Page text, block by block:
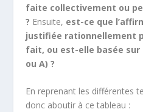
faite collectivement ou
? Ensuite, est-ce que
justifiée rationnellement
fait, ou est-elle basée sur
ou A) ?
En reprenant les différentes
donc aboutir à ce tableau :